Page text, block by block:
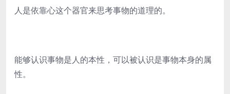
人是依靠心这个器官来思考事物的道理的。
能够认识事物是人的本性，可以被认识是事物本身的属
性。